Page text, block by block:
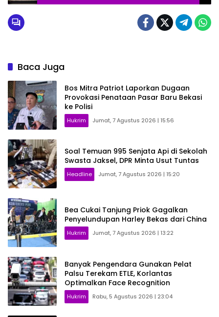
Baca Juga
Bos Mitra Patriot Laporkan Dugaan
Provokasi Penataan Pasar Baru Bekasi
ke Polisi
Hukrim Jumat, 7 Agustus 2026 | 15:56
Soal Temuan 995 Senjata Api di Sekolah
Swasta Jaksel, DPR Minta Usut Tuntas
Headline Jumat, 7 Agustus 2026 | 15:20
Bea Cukai Tanjung Priok Gagalkan
Penyelundupan Harley Bekas dari China
Hukrim Jumat, 7 Agustus 2026 | 13:22
Banyak Pengendara Gunakan Pelat
Palsu Terekam ETLE, Korlantas
Optimalkan Face Recognition
Hukrim Rabu, 5 Agustus 2026 | 23:04